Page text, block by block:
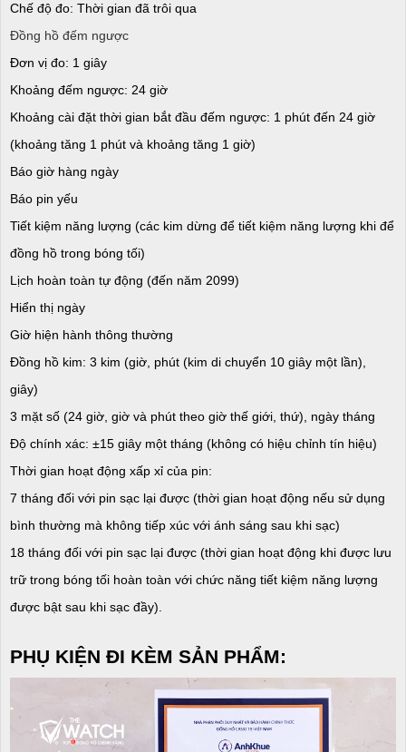
Chế độ đo: Thời gian đã trôi qua
Đồng hồ đếm ngược
Đơn vị đo: 1 giây
Khoảng đếm ngược: 24 giờ
Khoảng cài đặt thời gian bắt đầu đếm ngược: 1 phút đến 24 giờ
(khoảng tăng 1 phút và khoảng tăng 1 giờ)
Báo giờ hàng ngày
Báo pin yếu
Tiết kiệm năng lượng (các kim dừng để tiết kiệm năng lượng khi để
đồng hồ trong bóng tối)
Lịch hoàn toàn tự động (đến năm 2099)
Hiển thị ngày
Giờ hiện hành thông thường
Đồng hồ kim: 3 kim (giờ, phút (kim di chuyển 10 giây một lần),
giây)
3 mặt số (24 giờ, giờ và phút theo giờ thế giới, thứ), ngày tháng
Độ chính xác: ±15 giây một tháng (không có hiệu chỉnh tín hiệu)
Thời gian hoạt động xấp xỉ của pin:
7 tháng đối với pin sạc lại được (thời gian hoạt động nếu sử dụng
bình thường mà không tiếp xúc với ánh sáng sau khi sạc)
18 tháng đối với pin sạc lại được (thời gian hoạt động khi được lưu
trữ trong bóng tối hoàn toàn với chức năng tiết kiệm năng lượng
được bật sau khi sạc đầy).
PHỤ KIỆN ĐI KÈM SẢN PHẨM: